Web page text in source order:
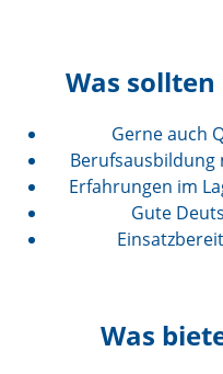
Was
Gerne auch
Erfahrungen im
Gute
Was